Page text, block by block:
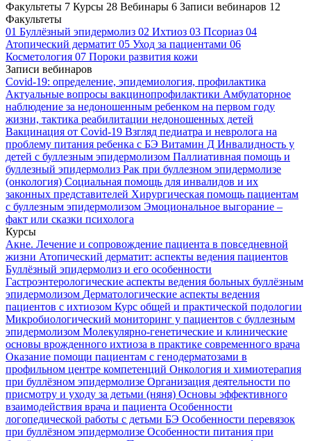
Факультеты 7 Курсы 28 Вебинары 6 Записи вебинаров 12
Факультеты
01 Буллёзный эпидермолиз 02 Ихтиоз 03 Псориаз 04
Атопический дерматит 05 Уход за пациентами 06
Косметология 07 Пороки развития кожи
Записи вебинаров
Covid-19: определение, эпидемиология, профилактика
Актуальные вопросы вакцинопрофилактики Амбулаторное
наблюдение за недоношенным ребенком на первом году
жизни, тактика реабилитации недоношенных детей
Вакцинация от Covid-19 Взгляд педиатра и невролога на
проблему питания ребенка с БЭ Витамин Д Инвалидность у
детей с буллезным эпидермолизом Паллиативная помощь и
буллезный эпидермолиз Рак при буллезном эпидермолизе
(онкология) Социальная помощь для инвалидов и их
законных представителей Хирургическая помощь пациентам
с буллезным эпидермолизом Эмоциональное выгорание –
факт или сказки психолога
Курсы
Акне. Лечение и сопровождение пациента в повседневной
жизни Атопический дерматит: аспекты ведения пациентов
Буллёзный эпидермолиз и его особенности
Гастроэнтерологические аспекты ведения больных буллёзным
эпидермолизом Дерматологические аспекты ведения
пациентов с ихтиозом Курс общей и практической подологии
Микробиологический мониторинг у пациентов с буллезным
эпидермолизом Молекулярно-генетические и клинические
основы врожденного ихтиоза в практике современного врача
Оказание помощи пациентам с генодерматозами в
профильном центре компетенций Онкология и химиотерапия
при буллёзном эпидермолизе Организация деятельности по
присмотру и уходу за детьми (няня) Основы эффективного
взаимодействия врача и пациента Особенности
логопедической работы с детьми БЭ Особенности перевязок
при буллёзном эпидермолизе Особенности питания при